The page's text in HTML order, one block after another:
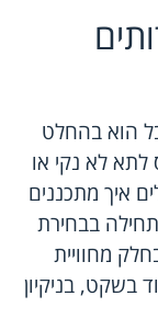
הוא בהחלט
לתא לא נקי או
איך מתכננים
בבחירת
מחוויית
בשקט, בניקיון